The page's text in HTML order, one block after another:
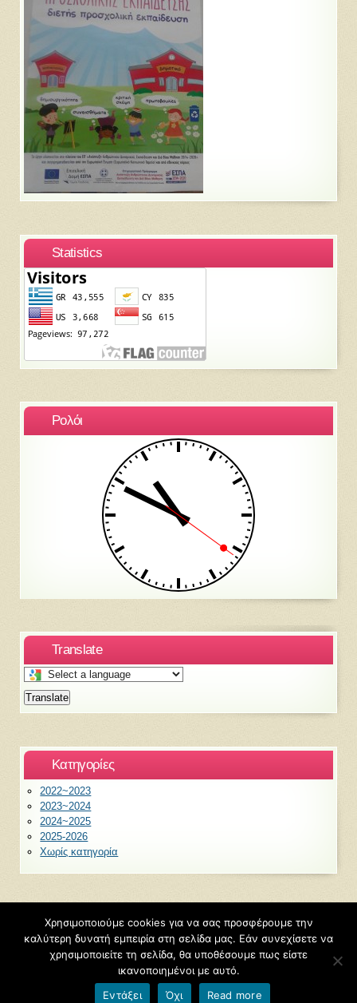
Statistics
Ρολόι
Translate
Select
a
language
this
Translate
Kατηγορίες
2022~2023
2023~2024
2024~2025
2025-2026
Χωρίς κατηγορία
©2026 6ο Νηπιαγωγείο Ξάνθης
Φιλοξενείται απόBlogs.sch.gr
Όροι χρήσης blogs.sch.gr|Δήλωση προσβασιμότητας
Χρησιμοποιούμε cookies για να σας προσφέρουμε την
καλύτερη δυνατή εμπειρία στη σελίδα μας. Εάν συνεχίσετε να
χρησιμοποιείτε τη σελίδα, θα υποθέσουμε πως είστε
ικανοποιημένοι με αυτό.
Εντάξει
Όχι Read more